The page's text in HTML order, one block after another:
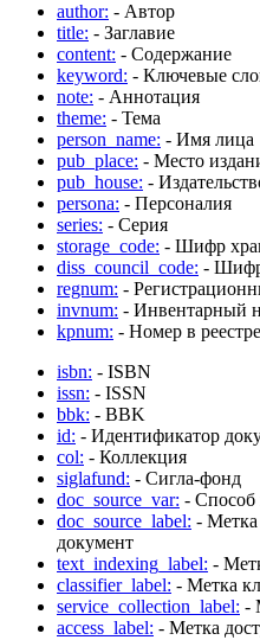
author: - Автор
title: - Заглавие
content: - Содержание
keyword: - Ключевые
note: - Аннотация
theme: - Тема
person_name: - Имя лица
pub_place: - Место
pub_house: -
persona: - Персоналия
series: - Серия
storage_code: - Шифр
diss_council_code: - Шифр
regnum: -
invnum: - Инвентарный
kpnum: - Номер в
isbn: - ISBN
issn: - ISSN
bbk: - BBK
id: - Идентификатор
col: - Коллекция
siglafund: - Сигла-фонд
doc_source_var: - Способ
doc_source_label: - Метка
документ
text_indexing_label: -
classifier_label: - Метка
service_collection_label: -
access_label: - Метка